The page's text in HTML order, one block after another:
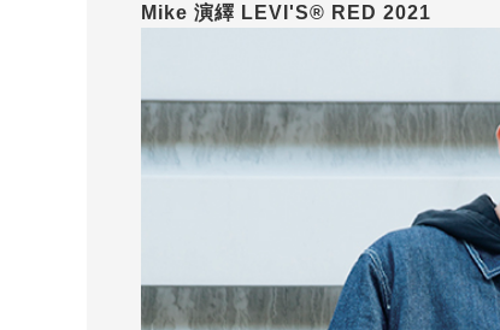
Mike 演繹 LEVI'S® RED 2021